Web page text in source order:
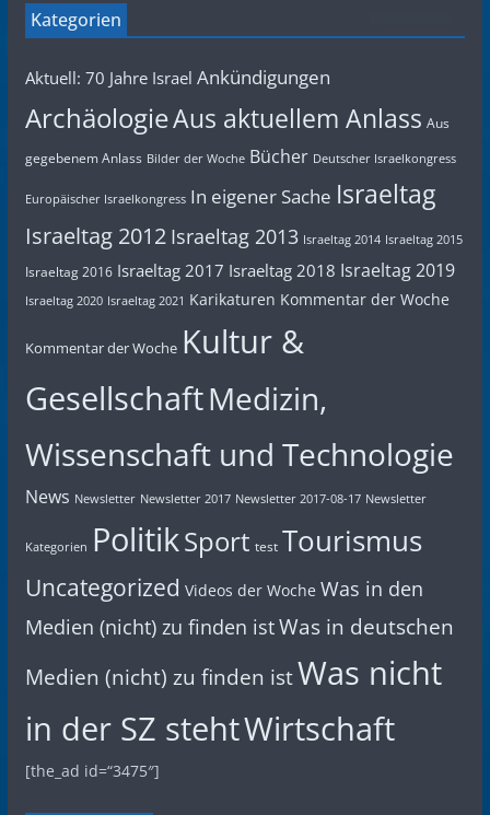
Kategorien
Aktuell: 70 Jahre Israel Ankündigungen
ArchäologieAus aktuellem Anlass Aus
gegebenem Anlass Bilder der Woche Bücher Deutscher Israelkongress
Europäischer Israelkongress In eigener Sache Israeltag
Israeltag 2012 Israeltag 2013 Israeltag 2014 Israeltag 2015
Israeltag 2016 Israeltag 2017 Israeltag 2018 Israeltag 2019
Israeltag 2020 Israeltag 2021 Karikaturen Kommentar der Woche
Kommentar der Woche Kultur &
GesellschaftMedizin,
Wissenschaft und Technologie
News Newsletter Newsletter 2017 Newsletter 2017-08-17 Newsletter
Kategorien PolitikSport test Tourismus
Uncategorized Videos der Woche Was in den
Medien (nicht) zu finden istWas in deutschen
Medien (nicht) zu finden istWas nicht
in der SZ stehtWirtschaft
[the_ad id=“3475″]